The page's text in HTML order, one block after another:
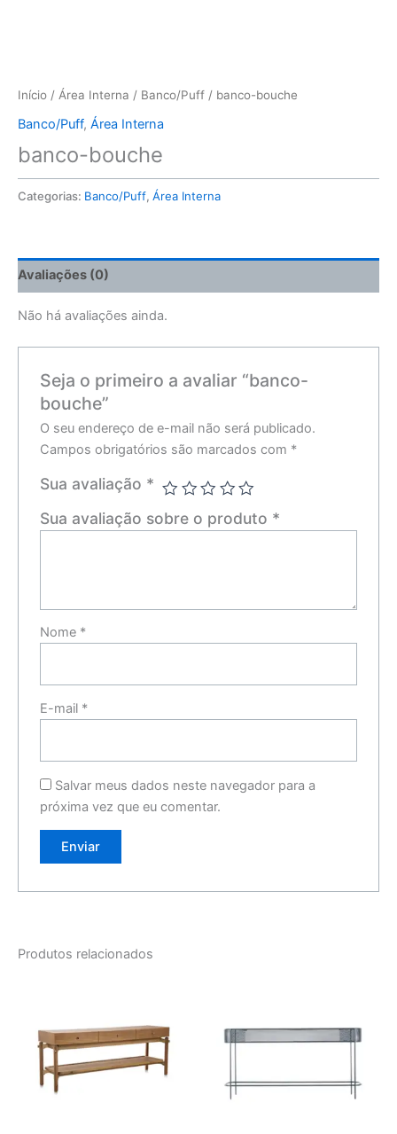
Início / Área Interna / Banco/Puff / banco-bouche
Banco/Puff, Área Interna
banco-bouche
Categorias: Banco/Puff, Área Interna
Avaliações (0)
Não há avaliações ainda.
Seja o primeiro a avaliar “banco-
bouche”
O seu endereço de e-mail não será publicado.
Campos obrigatórios são marcados com *
Sua avaliação *
Sua avaliação sobre o produto *
Nome *
E-mail *
Salvar meus dados neste navegador para a
próxima vez que eu comentar.
Produtos relacionados